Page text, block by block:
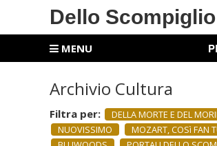
Dello Scompiglio
MENU
Archivio Cultura
Filtra per: DELLA MORTE E DEL
NUOVISSIMO
MOZART, COSì FAN